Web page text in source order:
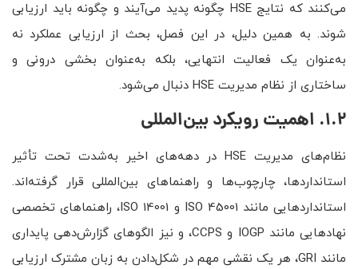
می‌کنند که نتایج HSE چگونه پدید می‌آیند و چگونه باید ارزیابی
شوند. به همین دلیل، در این فصل، بحث از ارزیابی عملکرد نه
به‌عنوان یک فعالیت انتهایی، بلکه به‌عنوان بخشی درونی و
ساختاری از نظام مدیریت HSE دنبال می‌شود.
1.2. اهمیت رویکرد بین‌المللی
نظام‌های مدیریت HSE در دهه‌های اخیر به‌شدت تحت تأثیر
استانداردها، چارچوب‌ها و راهنماهای بین‌المللی قرار گرفته‌اند.
استانداردهایی مانند ISO 45001 و ISO 14001، راهنماهای تخصصی
نهادهایی مانند IOGP و CCPS، و نیز الگوهای گزارش‌دهی پایداری
مانند GRI، هر یک نقشی مهم در شکل‌دادن به زبان مشترک ارزیابی